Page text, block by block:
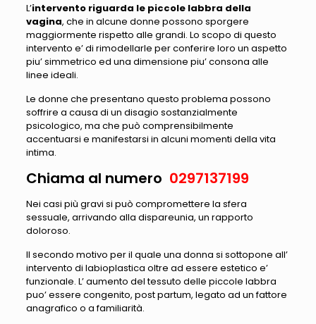
L’intervento riguarda le piccole labbra della
vagina, che in alcune donne possono sporgere
maggiormente rispetto alle grandi. Lo scopo di questo
intervento e’ di rimodellarle per conferire loro un aspetto
piu’ simmetrico ed una dimensione piu’ consona alle
linee ideali.
Le donne che presentano questo problema possono
soffrire a causa di un disagio sostanzialmente
psicologico, ma che può comprensibilmente
accentuarsi e manifestarsi in alcuni momenti della vita
intima.
Chiama al numero 0297137199
Nei casi più gravi si può compromettere la sfera
sessuale, arrivando alla dispareunia, un rapporto
doloroso.
Il secondo motivo per il quale una donna si sottopone all’
intervento di labioplastica oltre ad essere estetico e’
funzionale. L’ aumento del tessuto delle piccole labbra
puo’ essere congenito, post partum, legato ad un fattore
anagrafico o a familiarità.